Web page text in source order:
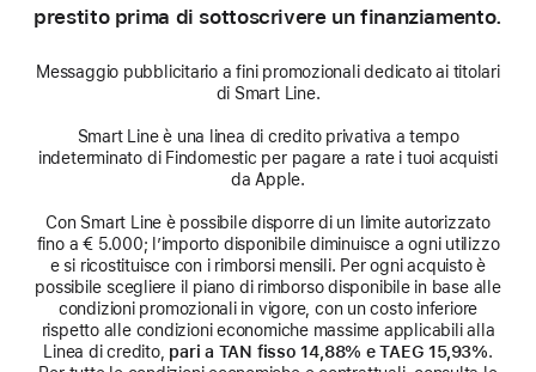
prestito prima di sottoscrivere un finanziamento.
Messaggio pubblicitario a fini promozionali dedicato ai titolari
di Smart Line.
Smart Line è una linea di credito privativa a tempo
indeterminato di Findomestic per pagare a rate i tuoi acquisti
da Apple.
Con Smart Line è possibile disporre di un limite autorizzato
fino a € 5.000; l’importo disponibile diminuisce a ogni utilizzo
e si ricostituisce con i rimborsi mensili. Per ogni acquisto è
possibile scegliere il piano di rimborso disponibile in base alle
condizioni promozionali in vigore, con un costo inferiore
rispetto alle condizioni economiche massime applicabili alla
Linea di credito, pari a TAN fisso 14,88% e TAEG 15,93%.